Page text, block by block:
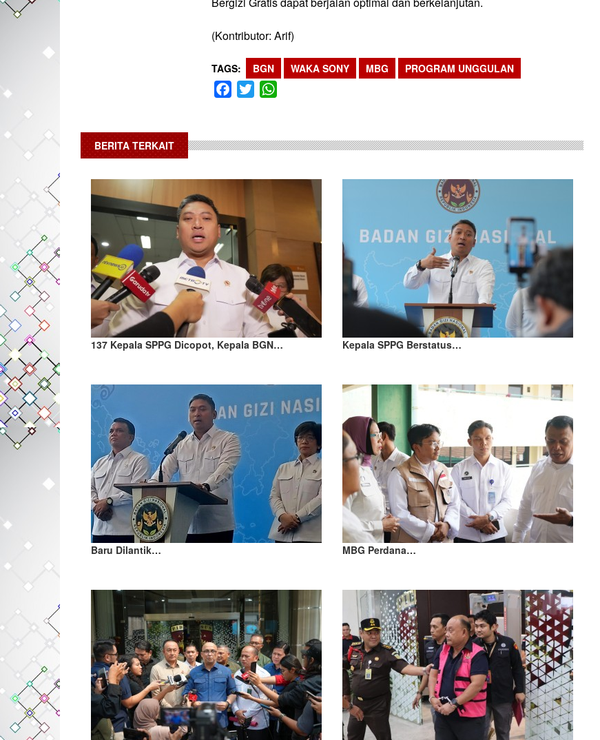
(Kontributor: Arif)
TAGS BGN WAKA SONY MBG PROGRAM UNGGULAN
Facebook
Twitter
BERITA TERKAIT
137 Kepala SPPG Dicopot, Kepala BGN… Kepala SPPG Berstatus…
Baru Dilantik… MBG Perdana…